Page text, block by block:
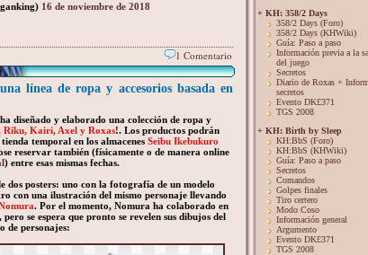
16 de noviembre de 2018
1 Comentario
línea de ropa y accesorios basada en
diseñado y elaborado una colección de ropa y
Riku, Kairi, Axel y Roxas!. Los productos podrán
temporal en los almacenes Seibu Ikebukuro
reservar también (físicamente o de manera online
) entre esas mismas fechas.
dos posters: uno con la fotografía de un modelo
con una ilustración del mismo personaje llevando
. Por el momento, Nomura ha colaborado en
se espera que pronto se revelen sus dibujos del
de personajes:
+ KH: 358/2 Days
358/2 Days (Foro)
358/2 Days (KHWiki)
Guía: Paso a paso
Información previa a la
del juego
Secretos
Diario de Roxas +
secretos
Evento DK£371
TGS 2008
+ KH: Birth by Sleep
KH:BbS (Foro)
KH:BbS (KHWiki)
Guía: Paso a paso
Secretos
Comandos
Golpes finales
Tiro certero
Modo Coso
Información general
Argumento
Evento DK£371
TGS 2008